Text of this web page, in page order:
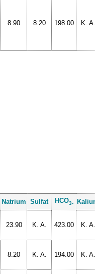
8.90 8.20 198.00 K. A.
Natrium Sulfat HCO3-
23.90 K. A. 423.00 K. A.
8.20 K. A. 194.00 K. A.